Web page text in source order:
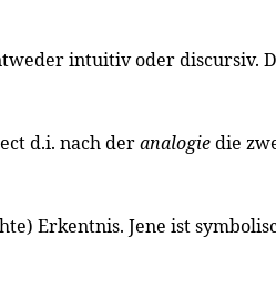
intuitiv oder discursiv.
d.i. nach deranalogiedie
Erkentnis. Jene ist